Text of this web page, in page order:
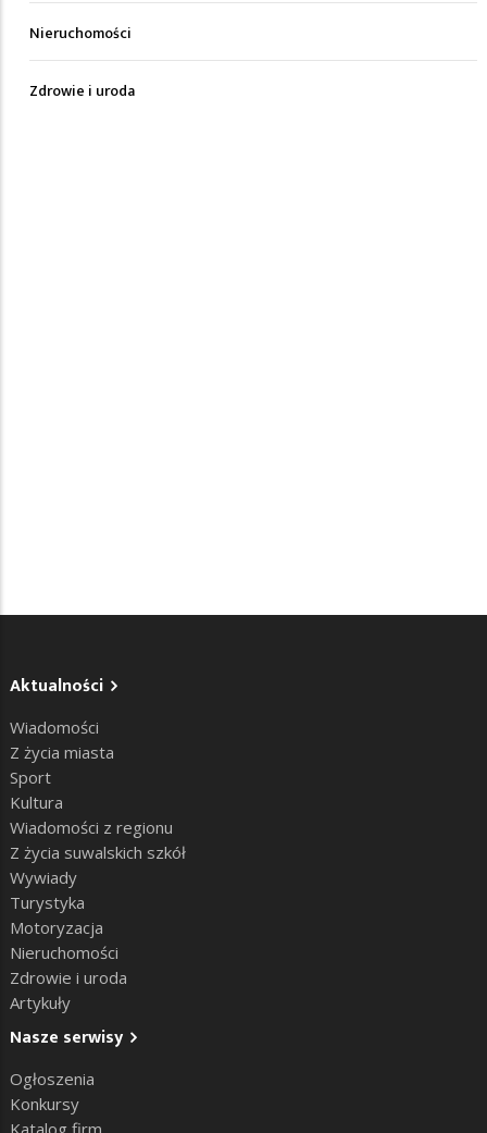
Nieruchomości
Zdrowie i uroda
Aktualności
Wiadomości
Z życia miasta
Sport
Kultura
Wiadomości z regionu
Z życia suwalskich szkół
Wywiady
Turystyka
Motoryzacja
Nieruchomości
Zdrowie i uroda
Artykuły
Nasze serwisy
Ogłoszenia
Konkursy